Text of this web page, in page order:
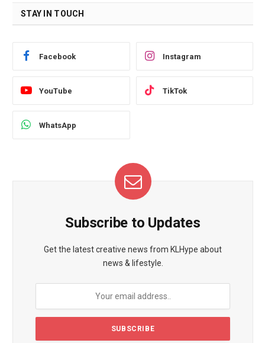
STAY IN TOUCH
Facebook Instagram
YouTube TikTok
WhatsApp
Subscribe to Updates
Get the latest creative news from KLHype about
news & lifestyle.